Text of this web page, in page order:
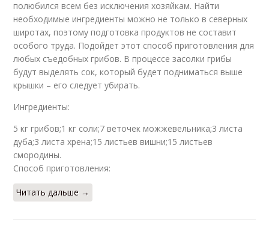
полюбился всем без исключения хозяйкам. Найти
необходимые ингредиенты можно не только в северных
широтах, поэтому подготовка продуктов не составит
особого труда. Подойдет этот способ приготовления для
любых съедобных грибов. В процессе засолки грибы
будут выделять сок, который будет подниматься выше
крышки – его следует убирать.
Ингредиенты:
5 кг грибов;1 кг соли;7 веточек можжевельника;3 листа
дуба;3 листа хрена;15 листьев вишни;15 листьев
смородины.
Способ приготовления:
Читать дальше →